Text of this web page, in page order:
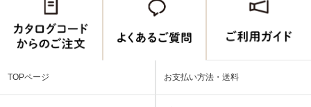
TOPページ お支払い方法・送料